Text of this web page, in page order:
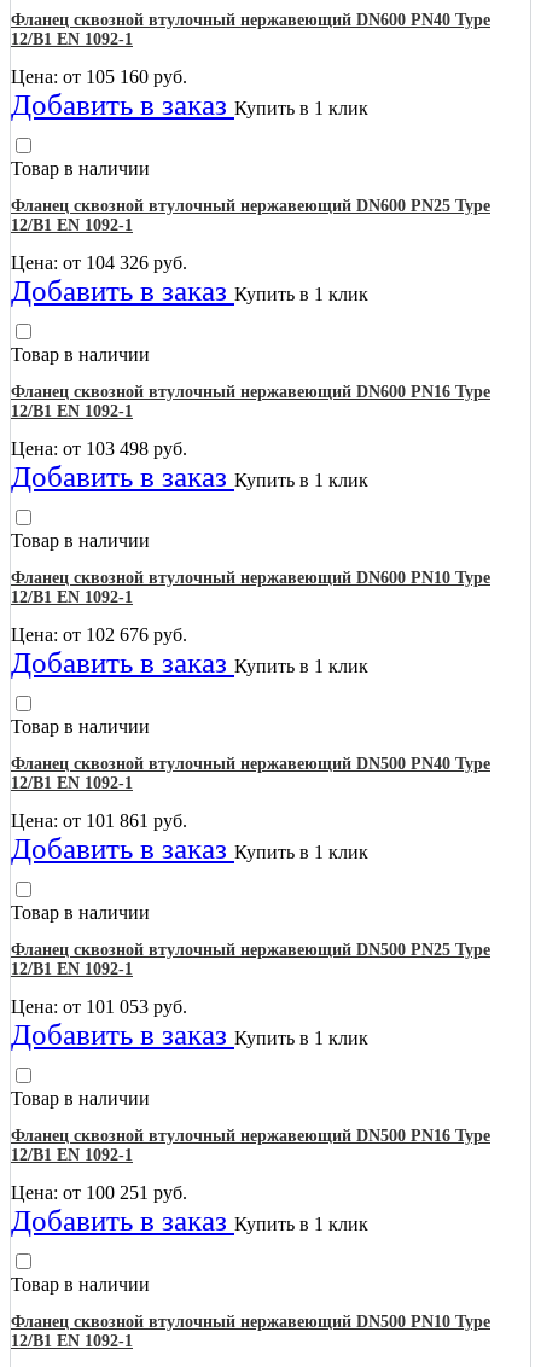
Фланец сквозной втулочный нержавеющий DN600 PN40 Type
12/B1 EN 1092-1
Цена: от 105 160 руб.
Добавить в заказ Купить в 1 клик
Товар в наличии
Фланец сквозной втулочный нержавеющий DN600 PN25 Type
12/B1 EN 1092-1
Цена: от 104 326 руб.
Добавить в заказ Купить в 1 клик
Товар в наличии
Фланец сквозной втулочный нержавеющий DN600 PN16 Type
12/B1 EN 1092-1
Цена: от 103 498 руб.
Добавить в заказ Купить в 1 клик
Товар в наличии
Фланец сквозной втулочный нержавеющий DN600 PN10 Type
12/B1 EN 1092-1
Цена: от 102 676 руб.
Добавить в заказ Купить в 1 клик
Товар в наличии
Фланец сквозной втулочный нержавеющий DN500 PN40 Type
12/B1 EN 1092-1
Цена: от 101 861 руб.
Добавить в заказ Купить в 1 клик
Товар в наличии
Фланец сквозной втулочный нержавеющий DN500 PN25 Type
12/B1 EN 1092-1
Цена: от 101 053 руб.
Добавить в заказ Купить в 1 клик
Товар в наличии
Фланец сквозной втулочный нержавеющий DN500 PN16 Type
12/B1 EN 1092-1
Цена: от 100 251 руб.
Добавить в заказ Купить в 1 клик
Товар в наличии
Фланец сквозной втулочный нержавеющий DN500 PN10 Type
12/B1 EN 1092-1